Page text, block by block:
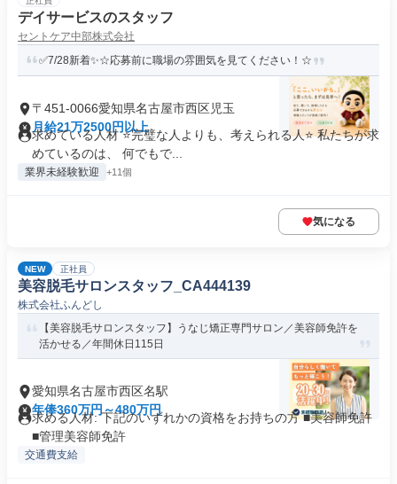
デイサービスのスタッフ
セントケア中部株式会社
✅7/28新着✨☆応募前に職場の雰囲気を見てください！☆
〒451-0066愛知県名古屋市西区児玉
月給21万2500円以上
求めている人材 ⭐完璧な人よりも、考えられる人⭐ 私たちが求
めているのは、 何でもで...
業界未経験歓迎 +11個
気になる
NEW 正社員
美容脱毛サロンスタッフ_CA444139
株式会社ふんどし
【美容脱毛サロンスタッフ】うなじ矯正専門サロン／美容師免許を
活かせる／年間休日115日
愛知県名古屋市西区名駅
年俸360万円～480万円
求める人材: 下記のいずれかの資格をお持ちの方 ■美容師免許
■管理美容師免許
交通費支給